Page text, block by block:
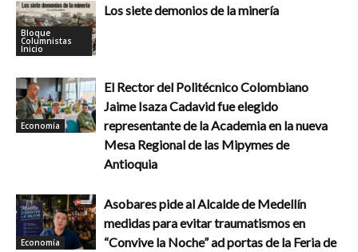
Bloque
Columnistas
Inicio
Los siete demonios de la minería
Economía
El Rector del Politécnico Colombiano
Jaime Isaza Cadavid fue elegido
representante de la Academia en la nueva
Mesa Regional de las Mipymes de
Antioquia
Economía
Asobares pide al Alcalde de Medellín
medidas para evitar traumatismos en
“Convive la Noche” ad portas de la Feria de